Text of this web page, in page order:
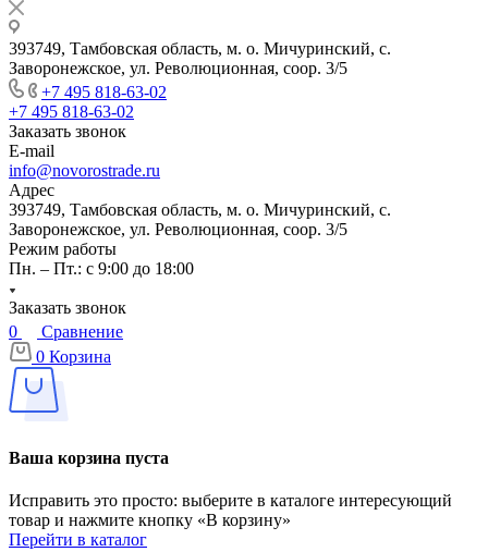
393749, Тамбовская область, м. о. Мичуринский, с.
Заворонежское, ул. Революционная, соор. 3/5
+7 495 818-63-02
+7 495 818-63-02
Заказать звонок
E-mail
info@novorostrade.ru
Адрес
393749, Тамбовская область, м. о. Мичуринский, с.
Заворонежское, ул. Революционная, соор. 3/5
Режим работы
Пн. – Пт.: с 9:00 до 18:00
Заказать звонок
0
Сравнение
0 Корзина
Ваша корзина пуста
Исправить это просто: выберите в каталоге интересующий
товар и нажмите кнопку «В корзину»
Перейти в каталог